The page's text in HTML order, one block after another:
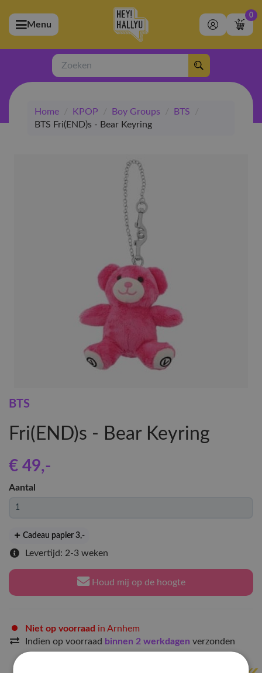
(Artiesten)
(Merchandise)
(Exclusive)
(Winkel)
Menu
0
Zoeken
Home / KPOP / Boy Groups / BTS
/
BTS Fri(END)s - Bear Keyring
BTS
Fri(END)s - Bear Keyring
€ 49,-
Aantal
Cadeau papier 3,-
Levertijd: 2-3 weken
Houd mij op de hoogte
Niet op voorraad in Arnhem
Indien op voorraad binnen 2 werkdagen verzonden